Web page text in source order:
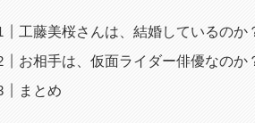
工藤美桜さんは、結婚しているのか
お相手は、仮面ライダー俳優なのか
まとめ